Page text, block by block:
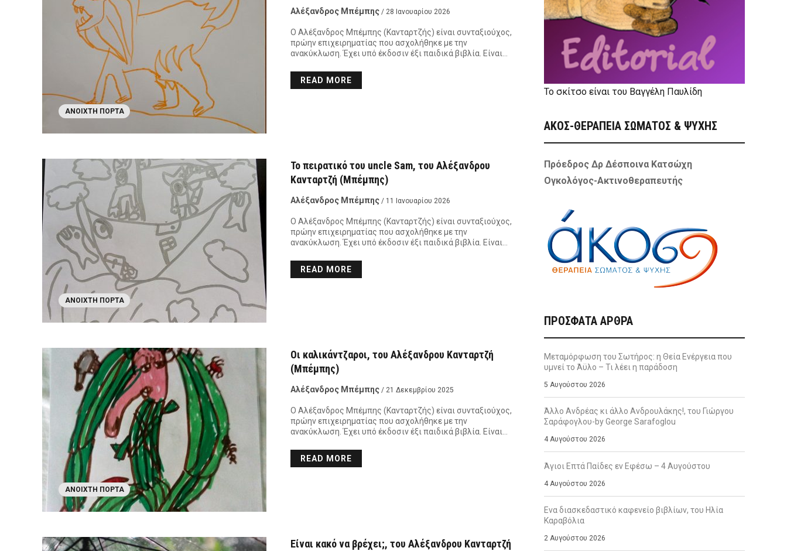
ΑΝΟΙΧΤΉ ΠΌΡΤΑ
Αλέξανδρος Μπέμπης / 28 Ιανουαρίου 2026
Ο Αλέξανδρος Μπέμπης (Κανταρτζής) είναι συνταξιούχος,
πρώην επιχειρηματίας που ασχολήθηκε με την
ανακύκλωση. Έχει υπό έκδοσιν έξι παιδικά βιβλία. Είναι…
READ MORE
ΑΝΟΙΧΤΉ ΠΌΡΤΑ
Το πειρατικό του uncle Sam, του Αλέξανδρου
Κανταρτζή (Μπέμπης)
Αλέξανδρος Μπέμπης / 11 Ιανουαρίου 2026
Ο Αλέξανδρος Μπέμπης (Κανταρτζής) είναι συνταξιούχος,
πρώην επιχειρηματίας που ασχολήθηκε με την
ανακύκλωση. Έχει υπό έκδοσιν έξι παιδικά βιβλία. Είναι…
READ MORE
ΑΝΟΙΧΤΉ ΠΌΡΤΑ
Οι καλικάντζαροι, του Αλέξανδρου Κανταρτζή
(Μπέμπης)
Αλέξανδρος Μπέμπης / 21 Δεκεμβρίου 2025
Ο Αλέξανδρος Μπέμπης (Κανταρτζής) είναι συνταξιούχος,
πρώην επιχειρηματίας που ασχολήθηκε με την
ανακύκλωση. Έχει υπό έκδοσιν έξι παιδικά βιβλία. Είναι…
READ MORE
Είναι κακό να βρέχει;, του Αλέξανδρου Κανταρτζή
Το σκίτσο είναι του Βαγγέλη Παυλίδη
ΑΚΟΣ-ΘΕΡΑΠΕΙΑ ΣΩΜΑΤΟΣ & ΨΥΧΗΣ
Πρόεδρος Δρ Δέσποινα Κατσώχη
Ογκολόγος-Ακτινοθεραπευτής
ΠΡΌΣΦΑΤΑ ΆΡΘΡΑ
Μεταμόρφωση του Σωτήρος: η Θεία Ενέργεια που
υμνεί το Άϋλο – Τι λέει η παράδοση
5 Αυγούστου 2026
Άλλο Ανδρέας κι άλλο Ανδρουλάκης!, του Γιώργου
Σαράφογλου-by George Sarafoglou
4 Αυγούστου 2026
Άγιοι Επτά Παίδες εν Εφέσω – 4 Αυγούστου
4 Αυγούστου 2026
Ενα διασκεδαστικό καφενείο βιβλίων, του Ηλία
Καραβόλια
2 Αυγούστου 2026